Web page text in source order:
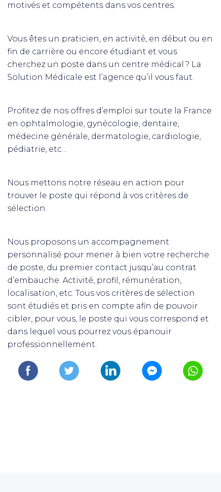
motivés et compétents dans vos centres.
Vous êtes un praticien, en activité, en début ou en
fin de carrière ou encore étudiant et vous
cherchez un poste dans un centre médical ? La
Solution Médicale est l’agence qu’il vous faut.
Profitez de nos offres d’emploi sur toute la France
en ophtalmologie, gynécologie, dentaire,
médecine générale, dermatologie, cardiologie,
pédiatrie, etc…
Nous mettons notre réseau en action pour
trouver le poste qui répond à vos critères de
sélection.
Nous proposons un accompagnement
personnalisé pour mener à bien votre recherche
de poste, du premier contact jusqu’au contrat
d’embauche. Activité, profil, rémunération,
localisation, etc. Tous vos critères de sélection
sont étudiés et pris en compte afin de pouvoir
cibler, pour vous, le poste qui vous correspond et
dans lequel vous pourrez vous épanouir
professionnellement.